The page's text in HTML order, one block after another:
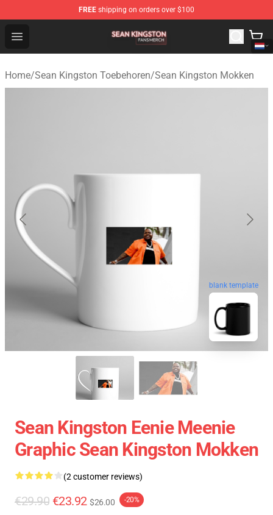
FREE shipping on orders over $100
Open menu
Sean Kingston Shop - Official Sean Kingston
Home/Sean Kingston Toebehoren/Sean Kingston Mokken
blank template
Sean Kingston Eenie Meenie
Graphic Sean Kingston Mokken
(2 customer reviews)
€29.90 €23.92 $26.00 -20%